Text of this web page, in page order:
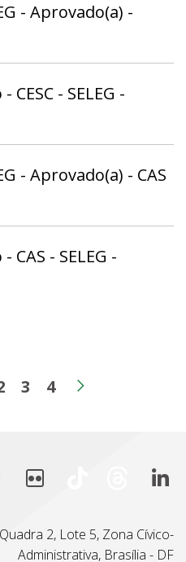
- Aprovado(a) -
CESC - SELEG -
- Aprovado(a) - CAS
CAS - SELEG -
Página
3 Página
4
2, Lote 5, Zona Cívico-
Administrativa, Brasília - DF